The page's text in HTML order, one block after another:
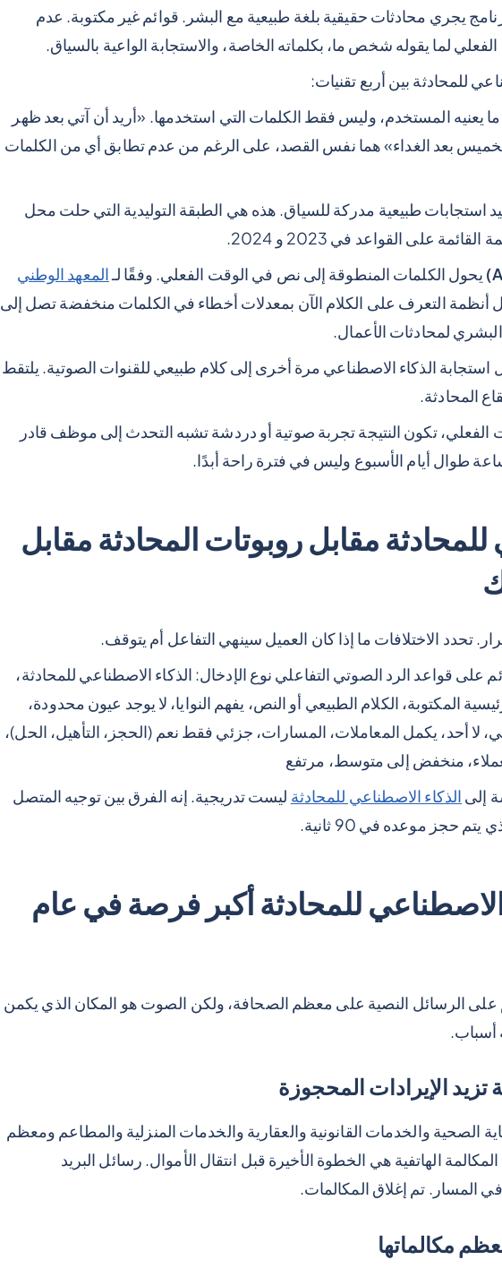
يجري محادثات حقيقية بلغة طبيعية مع البشر. قوائم غير مكتوبة. عدم
لما يقوله شخص ما، بكلماته الخاصة، والاستجابة الواعية بالسياق.
للمحادثة بين أربع تقنيات:
يعنيه المستخدم، وليس فقط الكلمات التي استخدمها. «أريد أن آتي بعد ظهر
بعد الغداء» هما نفس القصد، على الرغم من عدم تطابق أي من الكلمات
استجابات طبيعية مدركة للسياق. هذه هي الطبقة التوليدية التي حلت محل
على القواعد في 2023 و 2024.
يحول الكلمات المنطوقة إلى نص في الوقت الفعلي. وفقًا لـالمعهد الوطني
أنظمة التعرف على الكلام الآن بمعدلات أخطاء في الكلمات منخفضة تصل إلى
استجابة الذكاء الاصطناعي مرة أخرى إلى كلام طبيعي للقنوات الصوتية. يلتقط
الفعلي، تكون النتيجة تجربة صوتية أو دردشة تشبه التحدث إلى موظف قادر
طوال أيام الأسبوع وليس في فترة راحة أبدًا.
مقابل روبوتات المحادثة مقابل
تحدد الاختلافات ما إذا كان العميل سينهي التفاعل أم يتوقف.
على قواعد الرد الصوتي التفاعلي نوع الإدخال: الذكاء الاصطناعي للمحادثة،
المكتوبة، الكلام الطبيعي أو النص، يفهم النوايا، لا يوجد عيون محدودة،
لا أحد، يكمل المعاملات، المسارات، جزئي فقط نعم (الحجز، التأهيل، الحل)،
منخفض إلى متوسط، مرتفع
الذكاء الاصطناعي للمحادثة ليست تدريجية. إنه الفرق بين توجيه المتصل
حجز موعده في 90 ثانية.
الاصطناعي للمحادثة أكبر فرصة في عام
على الرسائل النصية على معظم الصحافة، ولكن الصوت هو المكان الذي يكمن
أسباب.
تزيد الإيرادات المحجوزة
الصحية والخدمات القانونية والعقارية والخدمات المنزلية والمطاعم ومعظم
الهاتفية هي الخطوة الأخيرة قبل انتقال الأموال. رسائل البريد
المسار. تم إغلاق المكالمات.
مكالماتها